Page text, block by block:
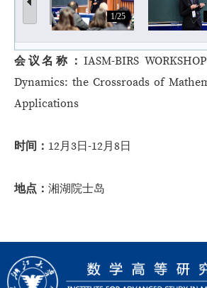
1/25
会议名称：IASM-BIRS
Dynamics: the Crossroads of
Applications
时间： 12月3日-12月8日
地点： 湘湖院士岛